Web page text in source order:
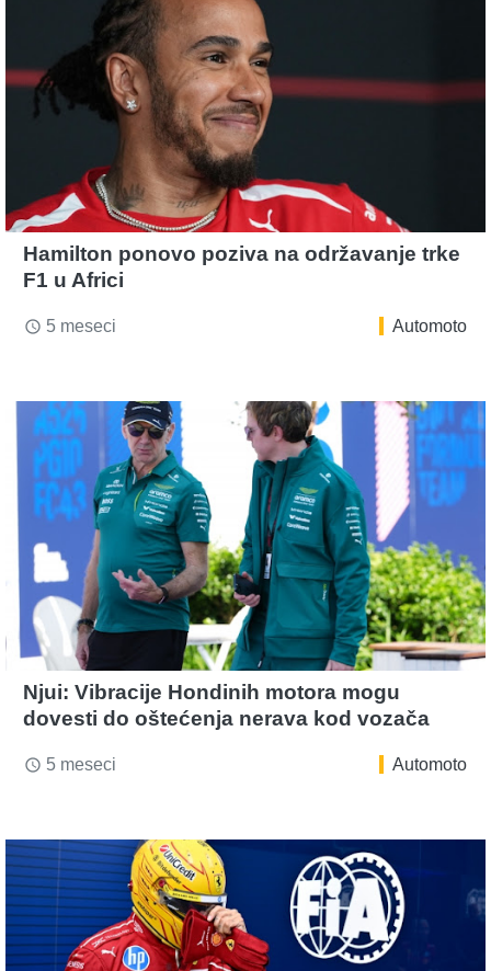
Hamilton ponovo poziva na održavanje trke
F1 u Africi
access_time 5 meseci Automoto
Njui: Vibracije Hondinih motora mogu
dovesti do oštećenja nerava kod vozača
access_time 5 meseci Automoto